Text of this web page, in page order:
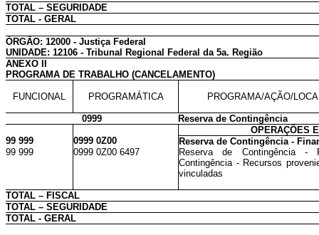
TOTAL – SEGURIDADE
TOTAL - GERAL
ÓRGÃO: 12000 - Justiça Federal
UNIDADE: 12106 - Tribunal Regional Federal da 5a. Região
ANEXO II
PROGRAMA DE TRABALHO (CANCELAMENTO)
FUNCIONAL PROGRAMÁTICA PROGRAMA/AÇÃO/
0999
Reserva de Contingência
OPERAÇÕES
99 999
0999 0Z00
Reserva de Contingência -
99 999
0999 0Z00 6497
Reserva de Contingência -
Contingência - Recursos
vinculadas
TOTAL – FISCAL
TOTAL – SEGURIDADE
TOTAL - GERAL